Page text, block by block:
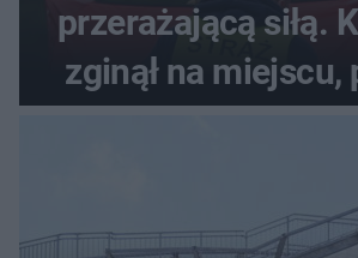
przerażającą siłą.
zginął na miejscu,